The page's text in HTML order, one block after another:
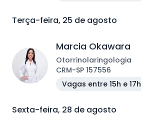
Terça-feira, 25 de agosto
Marcia Okawara
Otorrinolaringologia
CRM-SP 157556
Vagas entre 15h e 17h
Sexta-feira, 28 de agosto